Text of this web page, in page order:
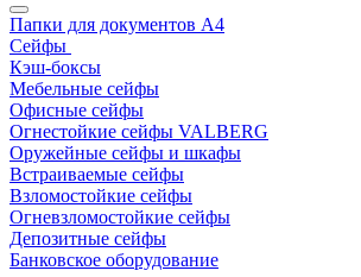
Папки для документов A4
Сейфы
Кэш-боксы
Мебельные сейфы
Офисные сейфы
Огнестойкие сейфы VALBERG
Оружейные сейфы и шкафы
Встраиваемые сейфы
Взломостойкие сейфы
Огневзломостойкие сейфы
Депозитные сейфы
Банковское оборудование